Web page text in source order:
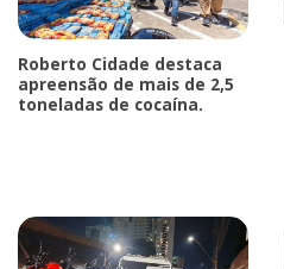
Roberto Cidade destaca
apreensão de mais de 2,5
toneladas de cocaína.